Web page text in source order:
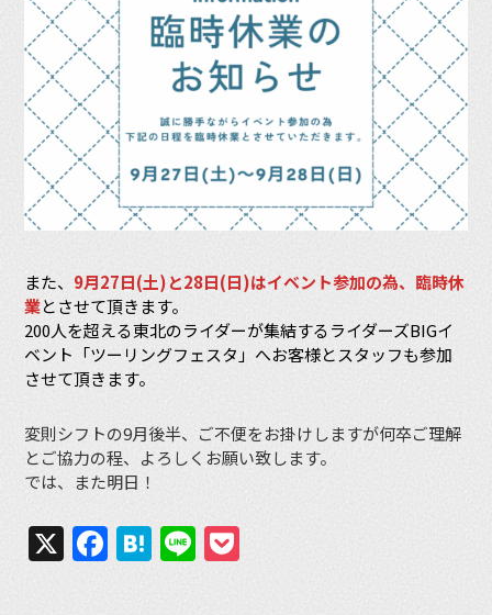
また、 9月27日(土)と28日(日)はイベント参加の為、臨時休
業とさせて頂きます。
200人を超える東北のライダーが集結するライダーズBIGイ
ベント「ツーリングフェスタ」へお客様とスタッフも参加
させて頂きます。
変則シフトの9月後半、ご不便をお掛けしますが何卒ご理解
とご協力の程、よろしくお願い致します。
では、また明日！
X Facebook
Hatena
Line